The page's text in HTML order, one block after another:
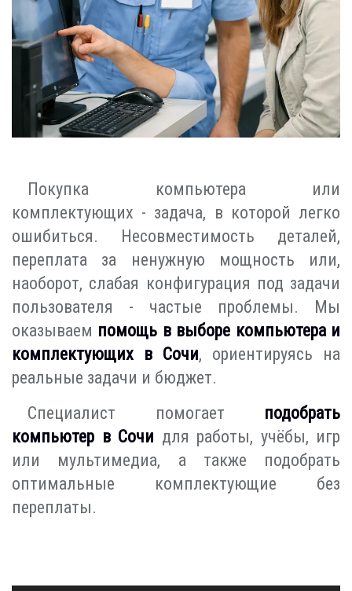
Покупка компьютера или
комплектующих - задача, в которой легко
ошибиться. Несовместимость деталей,
переплата за ненужную мощность или,
наоборот, слабая конфигурация под задачи
пользователя - частые проблемы. Мы
оказываем помощь в выборе компьютера и
комплектующих в Сочи, ориентируясь на
реальные задачи и бюджет.
Специалист помогает подобрать
компьютер в Сочи для работы, учёбы, игр
или мультимедиа, а также подобрать
оптимальные комплектующие без
переплаты.